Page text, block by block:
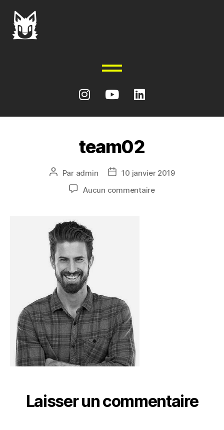
team02
Par admin
10 janvier 2019
Aucun commentaire
Laisser un commentaire